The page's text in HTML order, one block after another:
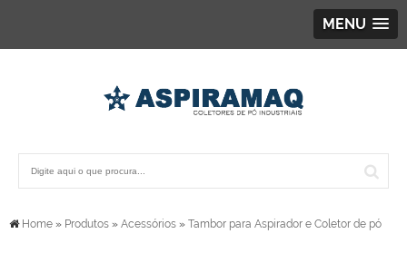
MENU
Home » Produtos » Acessórios » Tambor para Aspirador e Coletor de pó